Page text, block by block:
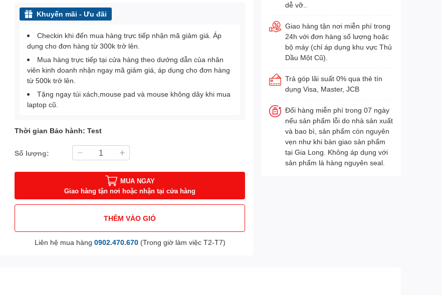
Khuyến mãi - Ưu đãi
Checkin khi đến mua hàng trực tiếp nhận mã giảm giá. Áp
dụng cho đơn hàng từ 300k trở lên.
Mua hàng trực tiếp tại cửa hàng theo dướng dẫn của nhân
viên kinh doanh nhận ngay mã giảm giá, áp dụng cho đơn hàng
từ 500k trở lên.
Tặng ngay túi xách,mouse pad và mouse không dây khi mua
laptop cũ.
Thời gian Bảo hành: Test
Số lượng:
MUA NGAY
Giao hàng tận nơi hoặc nhận tại cửa hàng
THÊM VÀO GIỎ
Liên hệ mua hàng 0902.470.670(Trong giờ làm việc T2-T7)
dễ vỡ..
Giao hàng tận nơi miễn phí trong
24h với đơn hàng số lượng hoặc
bộ máy (chỉ áp dụng khu vực Thủ
Dầu Một Cũ).
Trả góp lãi suất 0% qua thẻ tín
dụng Visa, Master, JCB
Đổi hàng miễn phí trong 07 ngày
nếu sản phẩm lỗi do nhà sản xuất
và bao bì, sản phẩm còn nguyên
vẹn như khi bàn giao sản phẩm
tại Gia Long. Không áp dụng với
sản phẩm là hàng nguyên seal.